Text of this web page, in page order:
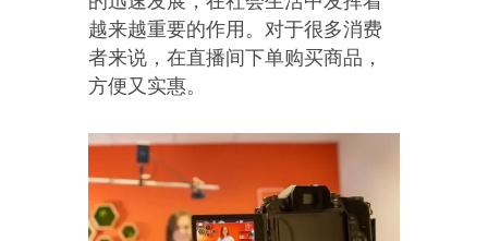
越来越重要的作用。对于很多消费
者来说，在直播间下单购买商品，
方便又实惠。